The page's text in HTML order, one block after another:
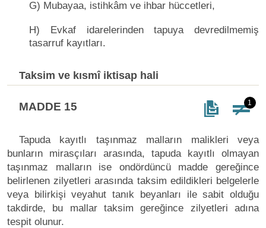
G) Mubayaa, istihkâm ve ihbar hüccetleri,
H) Evkaf idarelerinden tapuya devredilmemiş
tasarruf kayıtları.
Taksim ve kısmî iktisap hali
MADDE 15 1
Tapuda kayıtlı taşınmaz malların malikleri veya
bunların mirasçıları arasında, tapuda kayıtlı olmayan
taşınmaz malların ise ondördüncü madde gereğince
belirlenen zilyetleri arasında taksim edildikleri belgelerle
veya bilirkişi veyahut tanık beyanları ile sabit olduğu
takdirde, bu mallar taksim gereğince zilyetleri adına
tespit olunur.